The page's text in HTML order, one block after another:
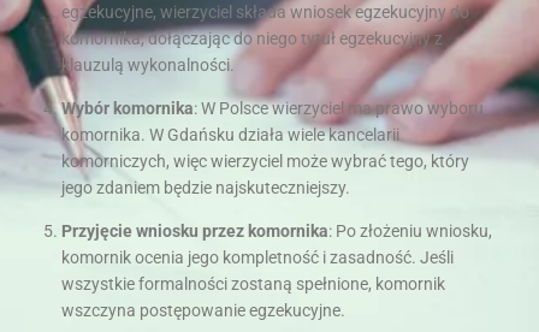
egzekucyjne, wierzyciel składa wniosek egzekucyjny do
komornika, dołączając do niego tytuł egzekucyjny z
klauzulą wykonalności.
Wybór komornika: W Polsce wierzyciel ma prawo wyboru
komornika. W Gdańsku działa wiele kancelarii
komorniczych, więc wierzyciel może wybrać tego, który
jego zdaniem będzie najskuteczniejszy.
Przyjęcie wniosku przez komornika: Po złożeniu wniosku,
komornik ocenia jego kompletność i zasadność. Jeśli
wszystkie formalności zostaną spełnione, komornik
wszczyna postępowanie egzekucyjne.